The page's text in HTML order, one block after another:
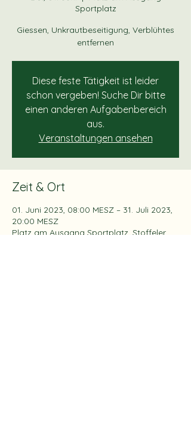
Sportplatz
Giessen, Unkrautbeseitigung, Verblühtes
entfernen
Diese feste Tätigkeit ist leider
schon vergeben! Suche Dir bitte
einen anderen Aufgabenbereich
aus.
Veranstaltungen ansehen
Zeit & Ort
01. Juni 2023, 08:00 MESZ – 31. Juli 2023,
20:00 MESZ
Platz am Ausgang Sportplatz, Stoffeler